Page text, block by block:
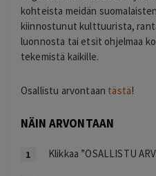
kohteista meidän
kiinnostunut kulttuurista,
luonnosta tai etsit ohjelmaa
tekemistä kaikille.
Osallistu arvontaan tästä!
NÄIN ARVONTAAN
Klikkaa ”OSALLISTU